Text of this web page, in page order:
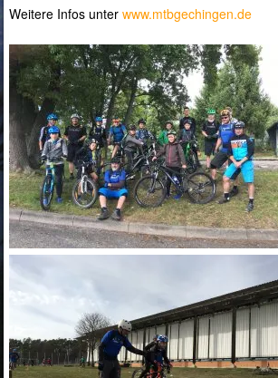
Weitere Infos unterwww.mtbgechingen.de